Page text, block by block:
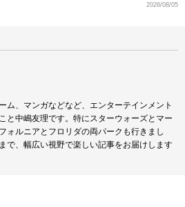
2026/08/05
ム、マンガなどなど、エンターテインメント
と中嶋友理です。特にスターウォーズとマー
ォルニアとフロリダの両パークも行きまし
で、幅広い視野で楽しい記事をお届けします